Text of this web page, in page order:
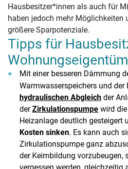
Hausbesitzer*innen als auch für
haben jedoch mehr Möglichkeiten
größere Sparpotenziale.
Tipps für
Mit einer besseren Dämmung
Warmwasserspeichers und der
hydraulischen Abgleich der
derZirkulationspumpe wird
Heizanlage deutlich gesteigert
Kosten sinken. Es kann auch
Zirkulationspumpe ganz
der Keimbildung vorzubeugen,
vergessen werden, gleichzeitig